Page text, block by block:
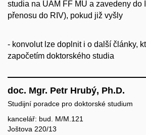
studia na ÚAM FF MU a zavedeny do
přenosu do RIV), pokud již vyšly
- konvolut lze doplnit i o další články,
započetím doktorského studia
doc. Mgr. Petr Hrubý, Ph.D.
Studijní poradce pro doktorské studium
kancelář: bud. M/M.121
Joštova 220/13